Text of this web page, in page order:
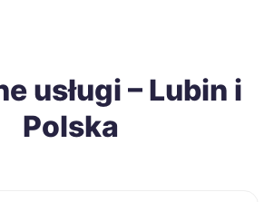
usługi – Lubin i
Polska